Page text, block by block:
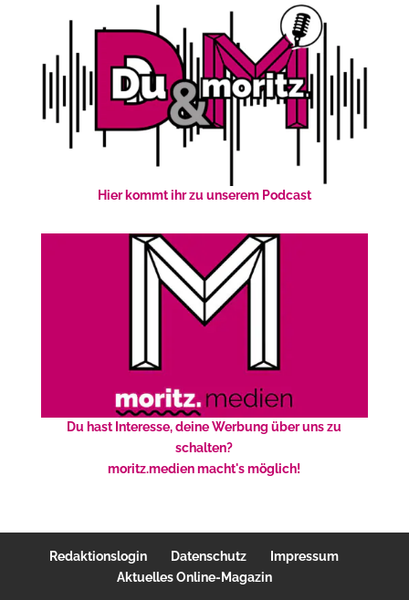
Hier kommt ihr zu unserem Podcast
Du hast Interesse, deine Werbung über uns zu
schalten?
moritz.medien macht's möglich!
Redaktionslogin Datenschutz
Impressum
Aktuelles Online-Magazin